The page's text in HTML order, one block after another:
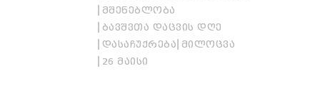
ᲛᲨᲔᲜᲔᲑᲚᲝᲑᲐ
ᲑᲐᲕᲨᲕᲗᲐ ᲓᲐᲪᲕᲘᲡ ᲓᲦᲔ
ᲓᲐᲡᲐᲩᲣᲥᲠᲔᲑᲐ ᲛᲘᲚᲝᲪᲕᲐ
26 ᲛᲐᲘᲡᲘ